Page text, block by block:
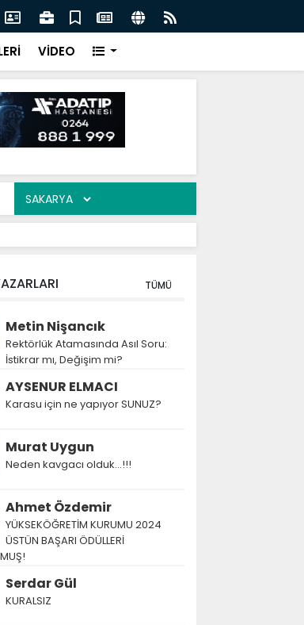
toplam rezervleri 164,4 milyar dolara yükseldi
VİDEO
TÜMÜ
Metin Nişancık
Rektörlük Atamasında Asıl Soru:
İstikrar mı, Değişim mi?
AYSENUR ELMACI
Karasu için ne yapıyor SUNUZ?
Murat Uygun
Neden kavgacı olduk…!!!
Ahmet Özdemir
YÜKSEKÖĞRETİM KURUMU 2024
ÜSTÜN BAŞARI ÖDÜLLERİ
Serdar Gül
KURALSIZ